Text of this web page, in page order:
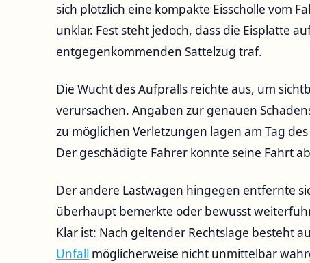
sich plötzlich eine kompakte Eisscholle vom
unklar. Fest steht jedoch, dass die Eisplatte
entgegenkommenden Sattelzug traf.
Die Wucht des Aufpralls reichte aus, um
verursachen. Angaben zur genauen
zu möglichen Verletzungen lagen am Tag
Der geschädigte Fahrer konnte seine Fahrt
Der andere Lastwagen hingegen entfernte
überhaupt bemerkte oder bewusst
Klar ist: Nach geltender Rechtslage besteht
Unfall möglicherweise nicht unmittelbar